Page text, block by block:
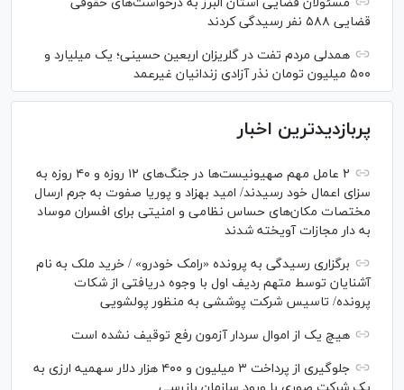
قضایی ۵۸۸ نفر رسیدگی کردند
همدلی مردم تفت در گلریزان اربعین حسینی؛ یک میلیارد و
۵۰۰ میلیون تومان نذر آزادی زندانیان غیرعمد
پربازدیدترین اخبار
۲ عامل مهم صهیونیست‌ها در جنگ‌های ۱۲ روزه و ۴۰ روزه به
سزای اعمال خود رسیدند/ امید بهزاد و پوریا صفوت به جرم ارسال
مختصات مکان‌های حساس نظامی و امنیتی برای افسران موساد
به دار مجازات آویخته شدند
برگزاری رسیدگی به پرونده «رامک خودرو» / خرید ملک به نام
آشنایان توسط متهم ردیف اول با وجوه دریافتی از شکات
پرونده/ تاسیس شرکت پوششی به منظور پولشویی
هیچ یک از اموال سردار آزمون رفع توقیف نشده است
جلوگیری از پرداخت ۳ میلیون و ۴۰۰ هزار دلار سهمیه ارزی به